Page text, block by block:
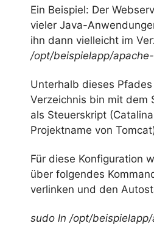
Ein Beispiel: Der
vieler Java-
ihn dann vielleicht im
/opt/beispielapp/
Unterhalb dieses
Verzeichnis bin mit dem
als Steuerskript
Projektname von
Für diese Konfiguration
über folgendes
verlinken und den
sudo ln /opt/